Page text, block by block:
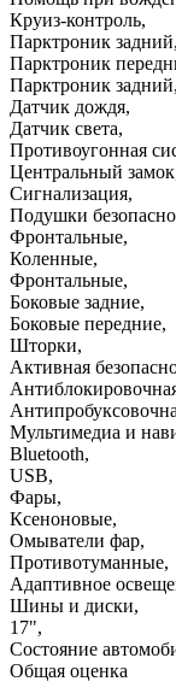
Круиз-контроль,
Парктроник задний,
Парктроник
Парктроник задний,
Датчик дождя,
Датчик света,
Противоугонная
Центральный замок
Сигнализация,
Подушки
Фронтальные,
Коленные,
Фронтальные,
Боковые задние,
Боковые передние,
Шторки,
Активная
Мультимедиа и
Bluetooth,
USB,
Фары,
Ксеноновые,
Омыватели фар,
Противотуманные,
Адаптивное
Шины и диски,
17",
Состояние
Общая оценка